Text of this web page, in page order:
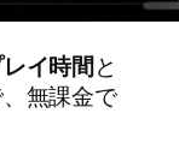
イ時間と
無課金で